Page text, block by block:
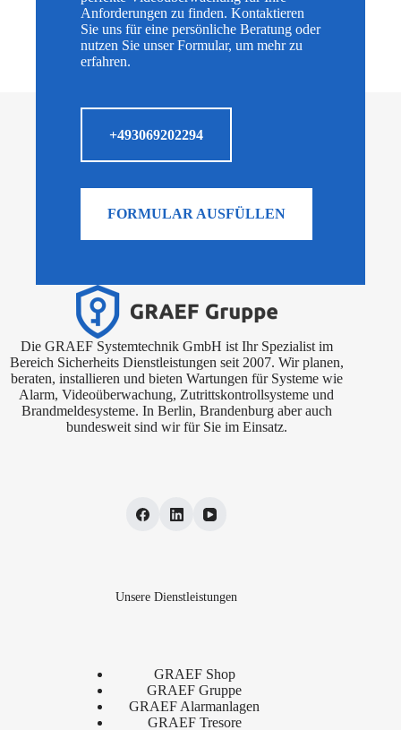
Anforderungen zu finden. Kontaktieren
Sie uns für eine persönliche Beratung oder
nutzen Sie unser Formular, um mehr zu
erfahren.
+493069202294
FORMULAR AUSFÜLLEN
Die GRAEF Systemtechnik GmbH ist Ihr Spezialist im
Bereich Sicherheits Dienstleistungen seit 2007. Wir planen,
beraten, installieren und bieten Wartungen für Systeme wie
Alarm, Videoüberwachung, Zutrittskontrollsysteme und
Brandmeldesysteme. In Berlin, Brandenburg aber auch
bundesweit sind wir für Sie im Einsatz.
Unsere Dienstleistungen
GRAEF Shop
GRAEF Gruppe
GRAEF Alarmanlagen
GRAEF Tresore